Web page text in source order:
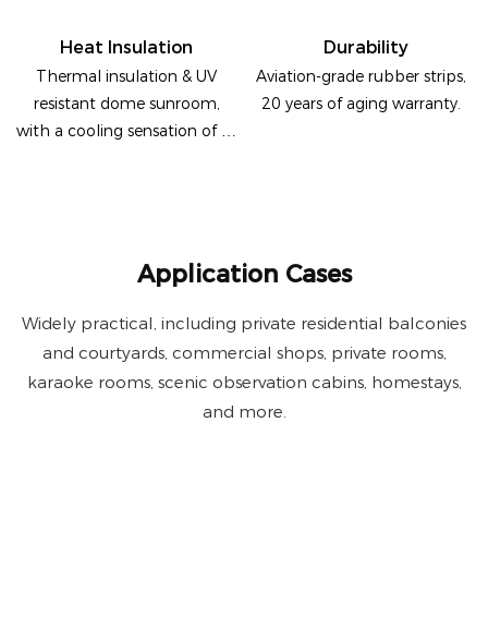
Heat Insulation
Thermal insulation & UV
resistant dome sunroom,
with a cooling sensation of 5-
Durability
Aviation-grade rubber strips,
20 years of aging warranty.
Application Cases
Widely practical, including private residential balconies
and courtyards, commercial shops, private rooms,
karaoke rooms, scenic observation cabins, homestays,
and more.